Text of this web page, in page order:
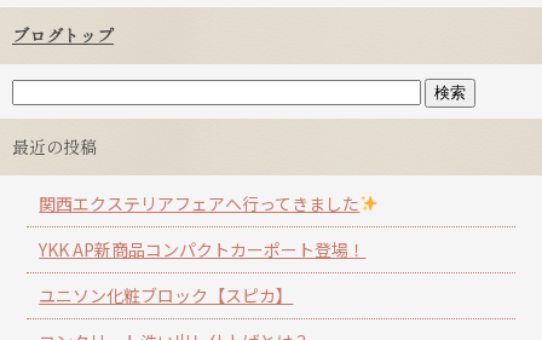
ブログトップ
最近の投稿
関西エクステリアフェアへ行ってきました
YKK AP新商品コンパクトカーポート登場！
ユニソン化粧ブロック【スピカ】